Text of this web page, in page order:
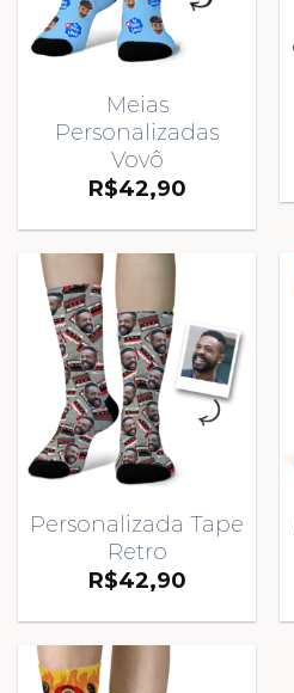
Meias
Personalizadas
Vovô
R$42,90
Personalizada Tape
Retro
R$42,90